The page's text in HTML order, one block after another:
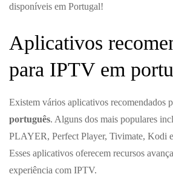
disponíveis em Portugal!
Aplicativos
para IPTV em
Existem vários aplicativos recomendados
português. Alguns dos mais populares
PLAYER, Perfect Player, Tivimate, Kodi
Esses aplicativos oferecem recursos
experiência com IPTV.